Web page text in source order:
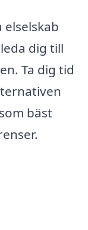
dig till
Ta dig tid
bäst